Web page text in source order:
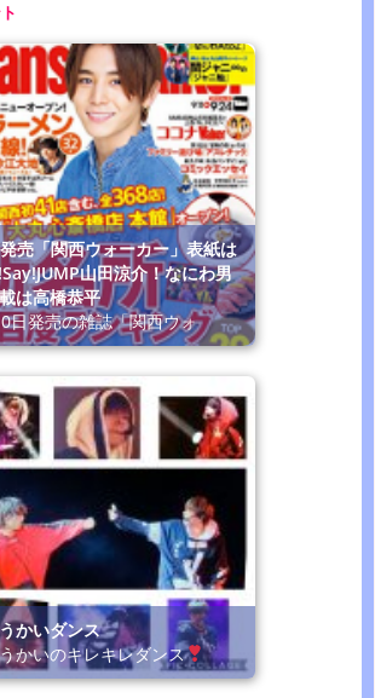
売「関西ウォーカー」表紙は
山田涼介！なにわ男
は高橋恭平
日発売の雑誌「関西ウォ
かいダンス
かいのキレキレダンス